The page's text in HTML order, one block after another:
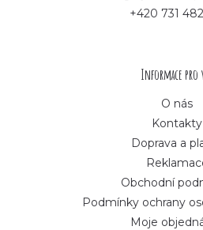
+420 731
Informace pro
O nás
Kontakty
Doprava a
Obchodní
Podmínky ochrany
Moje